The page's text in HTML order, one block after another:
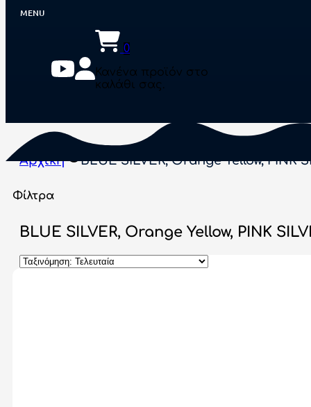
0
Κανένα προϊόν στο
καλάθι σας.
Αρχική BLUE SILVER, Orange Yellow, PINK
Φίλτρα
BLUE SILVER, Orange Yellow, PINK